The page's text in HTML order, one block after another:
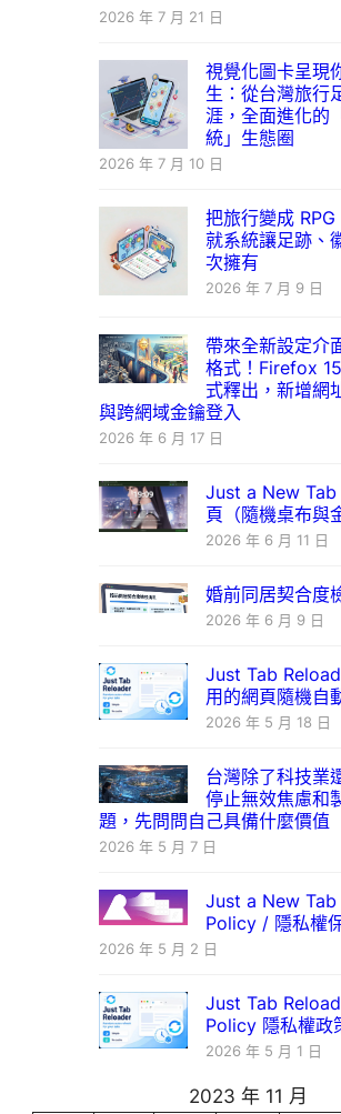
2026 年 7 月 21 日
視覺化圖卡呈現
生：從台灣旅行
涯，全面進化的
統」生態圈
2026 年 7 月 10 日
把旅行變成
就系統讓足跡、
次擁有
2026 年 7 月 9 日
帶來全新設定介
格式！Firefox
式釋出，新增網
與跨網域金鑰登入
2026 年 6 月 17 日
Just a New Tab
頁（隨機桌布與
2026 年 6 月 11 日
婚前同居契合度
2026 年 6 月 9 日
Just Tab
用的網頁隨機自
2026 年 5 月 18 日
台灣除了科技業
停止無效焦慮和
題，先問問自己具備什麼價值
2026 年 5 月 7 日
Just a New
Policy / 隱私權
2026 年 5 月 2 日
Just Tab
Policy 隱私權政
2026 年 5 月 1 日
2023 年 11 月